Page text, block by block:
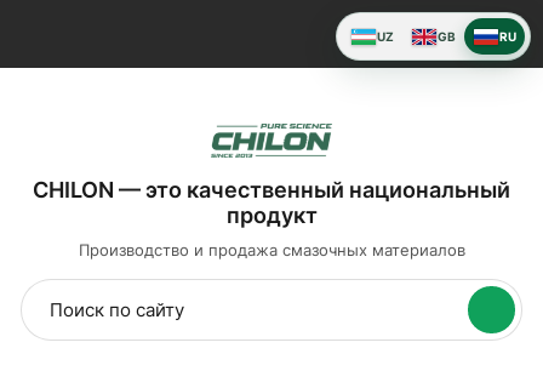
CHILON — это качественный национальный
продукт
Производство и продажа смазочных материалов
UZ GB RU